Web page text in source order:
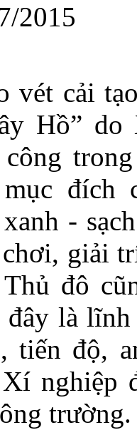
2015
vét cải
Hồ”
đích
-
giải
đô
đây là
tiến độ,
nghiệp
trường.